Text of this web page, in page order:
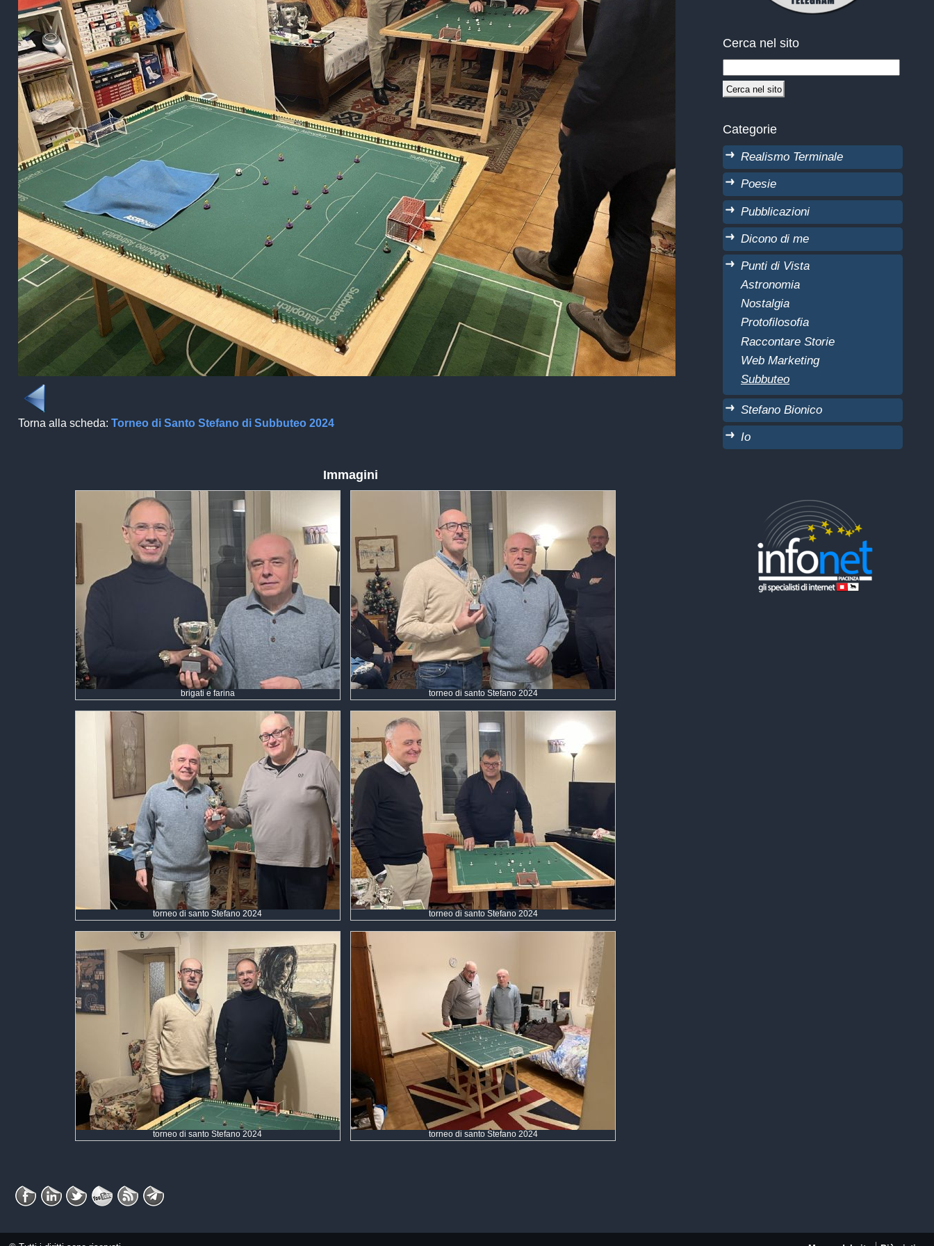
Torna alla scheda: Torneo di Santo Stefano di Subbuteo 2024
Immagini
brigati e farina torneo di santo Stefano 2024
torneo di santo Stefano 2024 torneo di santo Stefano 2024
torneo di santo Stefano 2024 torneo di santo Stefano 2024
Cerca nel sito
Categorie
Realismo Terminale
Poesie
Pubblicazioni
Dicono di me
Punti di Vista
Astronomia
Nostalgia
Protofilosofia
Raccontare Storie
Web Marketing
Subbuteo
Stefano Bionico
Io